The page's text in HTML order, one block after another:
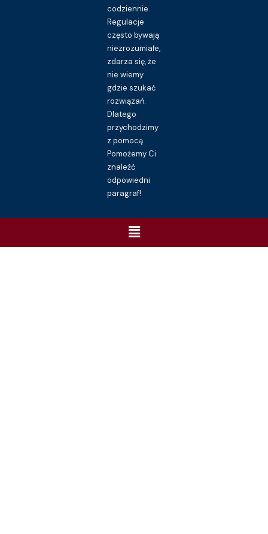
codziennie.
Regulacje
często bywają
niezrozumiałe,
zdarza się, że
nie wiemy
gdzie szukać
rozwiązań.
Dlatego
przychodzimy
z pomocą.
Pomożemy Ci
znaleźć
odpowiedni
paragraf!
Menu